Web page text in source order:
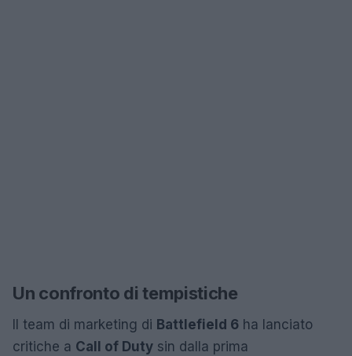
Un confronto di tempistiche
Il team di marketing di Battlefield 6 ha lanciato
critiche a Call of Duty sin dalla prima